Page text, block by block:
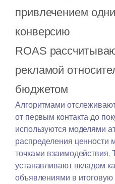
привлечением
конверсию
ROAS
рекламой
бюджетом
Алгоритмами
от первым контакта до
используются моделями
распределения ценности
точками взаимодействия.
устанавливают вкладом
объявлениями в